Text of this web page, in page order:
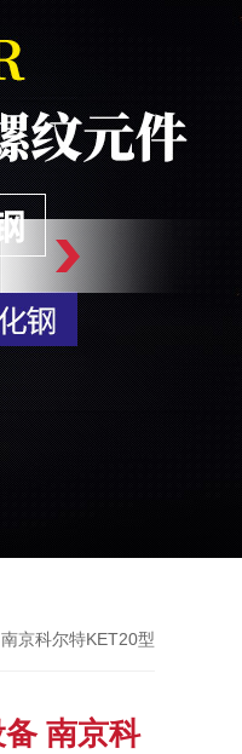
京科尔特KET20型
南京科